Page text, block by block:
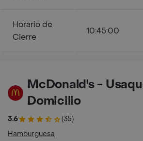
Horario de
Cierre
10:45:00
McDonald's -
Domicilio
3.6
(35)
Hamburguesa